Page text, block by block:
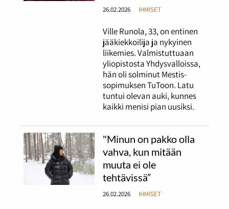
26.02.2026 IHMISET
Ville Runola, 33, on entinen
jääkiekkoilija ja nykyinen
liikemies. Valmistuttuaan
yliopistosta Yhdysvalloissa,
hän oli solminut Mestis-
sopimuksen TuToon. Latu
tuntui olevan auki, kunnes
kaikki menisi pian uusiksi.
"Minun on pakko olla
vahva, kun mitään
muuta ei ole
tehtävissä”
26.02.2026 IHMISET